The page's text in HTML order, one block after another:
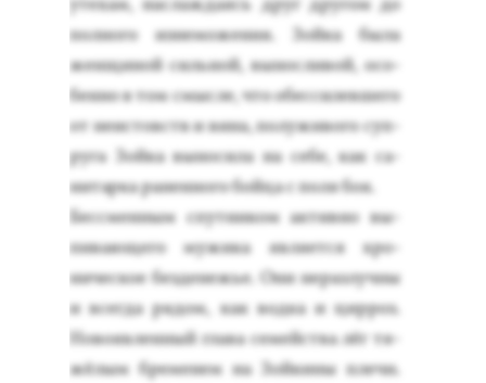
пол­но­го из­не­може­ния. Зой­ка бы­ла
жен­щи­ной силь­ной, вы­нос­ли­вой, осо­
бен­но в том смыс­ле, что обес­си­лев­ше­го
от не­ис­товств и ви­на, по­лужи­вого суп­
ру­га Зой­ка вы­носи­ла на се­бе, как са­
нитар­ка ра­нен­но­го бой­ца с по­ля боя.
Бес­смен­ным спут­ни­ком ак­тивно вы­
пива­юще­го му­жика яв­ля­ет­ся хро­
ничес­кое без­де­нежье. Они не­раз­лучны
и всег­да ря­дом, как вод­ка и цир­роз.
Но­во­яв­ленный гла­ва се­мей­ства лёг тя­
жёлым бре­менем на Зой­ки­ны пле­чи.